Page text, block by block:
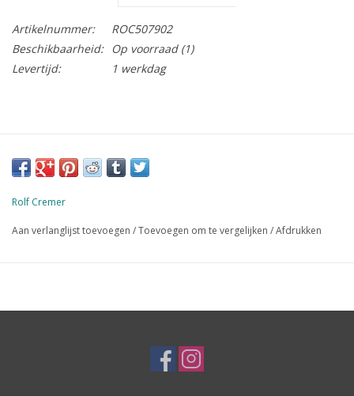
Artikelnummer:
ROC507902
Beschikbaarheid:
Op voorraad(1)
Levertijd:
1 werkdag
Rolf Cremer
Aan verlanglijst toevoegen /Toevoegen om te vergelijken /Afdrukken